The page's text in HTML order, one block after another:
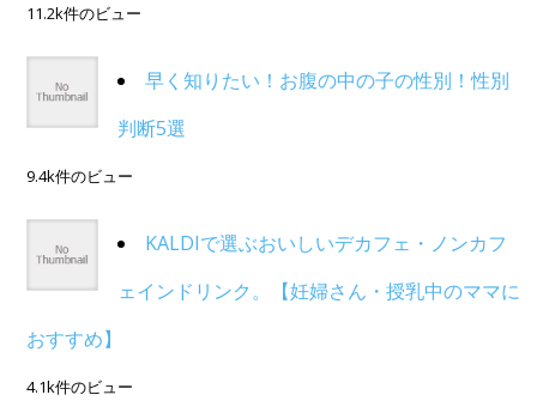
11.2k件のビュー
早く知りたい！お腹の中の子の性別！性別
判断5選
9.4k件のビュー
KALDIで選ぶおいしいデカフェ・ノンカフ
ェインドリンク。【妊婦さん・授乳中のママに
おすすめ】
4.1k件のビュー